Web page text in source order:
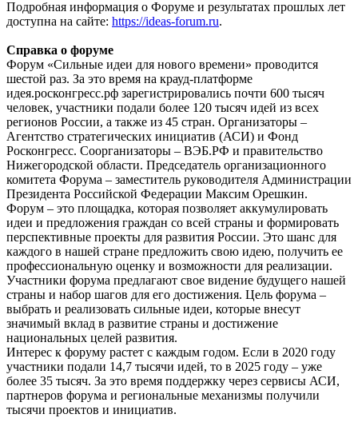
Подробная информация о Форуме и результатах прошлых лет
доступна на сайте: https://ideas-forum.ru.
Справка о форуме
Форум «Сильные идеи для нового времени» проводится
шестой раз. За это время на крауд-платформе
идея.росконгресс.рф зарегистрировались почти 600 тысяч
человек, участники подали более 120 тысяч идей из всех
регионов России, а также из 45 стран. Организаторы –
Агентство стратегических инициатив (АСИ) и Фонд
Росконгресс. Соорганизаторы – ВЭБ.РФ и правительство
Нижегородской области. Председатель организационного
комитета Форума – заместитель руководителя Администрации
Президента Российской Федерации Максим Орешкин.
Форум – это площадка, которая позволяет аккумулировать
идеи и предложения граждан со всей страны и формировать
перспективные проекты для развития России. Это шанс для
каждого в нашей стране предложить свою идею, получить ее
профессиональную оценку и возможности для реализации.
Участники форума предлагают свое видение будущего нашей
страны и набор шагов для его достижения. Цель форума –
выбрать и реализовать сильные идеи, которые внесут
значимый вклад в развитие страны и достижение
национальных целей развития.
Интерес к форуму растет с каждым годом. Если в 2020 году
участники подали 14,7 тысячи идей, то в 2025 году – уже
более 35 тысяч. За это время поддержку через сервисы АСИ,
партнеров форума и региональные механизмы получили
тысячи проектов и инициатив.